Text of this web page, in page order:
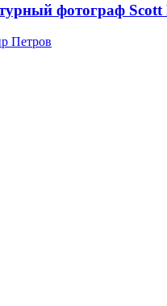
фотограф Scott
Петров